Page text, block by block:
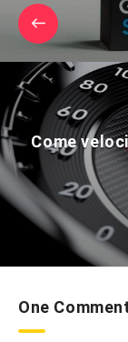
Come
One